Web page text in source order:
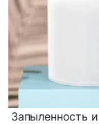
Запыленность